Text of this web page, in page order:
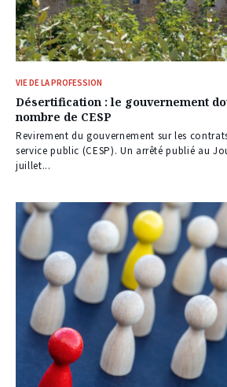
VIE DE LA PROFESSION
Désertification : le gouvernement
nombre de CESP
Revirement du gouvernement sur les
service public (CESP). Un arrêté publié au
juillet...